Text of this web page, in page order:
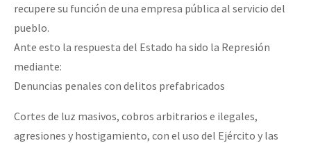
recupere su función de una empresa pública al servicio del
pueblo.
Ante esto la respuesta del Estado ha sido la Represión
mediante:
Denuncias penales con delitos prefabricados
Cortes de luz masivos, cobros arbitrarios e ilegales,
agresiones y hostigamiento, con el uso del Ejército y las